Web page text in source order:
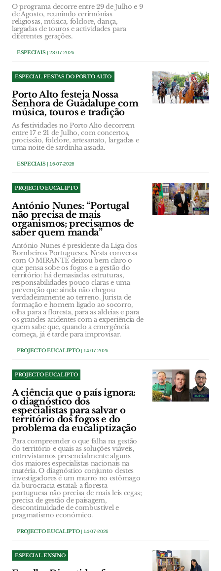
O programa decorre entre 29 de Julho e 9
de Agosto, reunindo cerimónias
religiosas, música, folclore, dança,
largadas de touros e actividades para
diferentes gerações.
ESPECIAIS| 23-07-2026
ESPECIAL FESTAS DO PORTO ALTO
Porto Alto festeja Nossa
Senhora de Guadalupe com
música, touros e tradição
As festividades no Porto Alto decorrem
entre 17 e 21 de Julho, com concertos,
procissão, folclore, artesanato, largadas e
uma noite de sardinha assada.
ESPECIAIS| 16-07-2026
PROJECTO EUCALIPTO
António Nunes: “Portugal
não precisa de mais
organismos; precisamos de
saber quem manda”
António Nunes é presidente da Liga dos
Bombeiros Portugueses. Nesta conversa
com O MIRANTE deixou bem claro o
que pensa sobe os fogos e a gestão do
território: há demasiadas estruturas,
responsabilidades pouco claras e uma
prevenção que ainda não chegou
verdadeiramente ao terreno. Jurista de
formação e homem ligado ao socorro,
olha para a floresta, para as aldeias e para
os grandes acidentes com a experiência de
quem sabe que, quando a emergência
começa, já é tarde para improvisar.
PROJECTO EUCALIPTO| 14-07-2026
PROJECTO EUCALIPTO
A ciência que o país ignora:
o diagnóstico dos
especialistas para salvar o
território dos fogos e do
problema da eucaliptização
Para compreender o que falha na gestão
do território e quais as soluções viáveis,
entrevistamos presencialmente alguns
dos maiores especialistas nacionais na
matéria. O diagnóstico conjunto destes
investigadores é um murro no estômago
da burocracia estatal: a floresta
portuguesa não precisa de mais leis cegas;
precisa de gestão de paisagem,
descontinuidade de combustível e
pragmatismo económico.
PROJECTO EUCALIPTO| 14-07-2026
ESPECIAL ENSINO